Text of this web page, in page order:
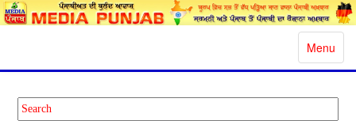
Toggle
Menu